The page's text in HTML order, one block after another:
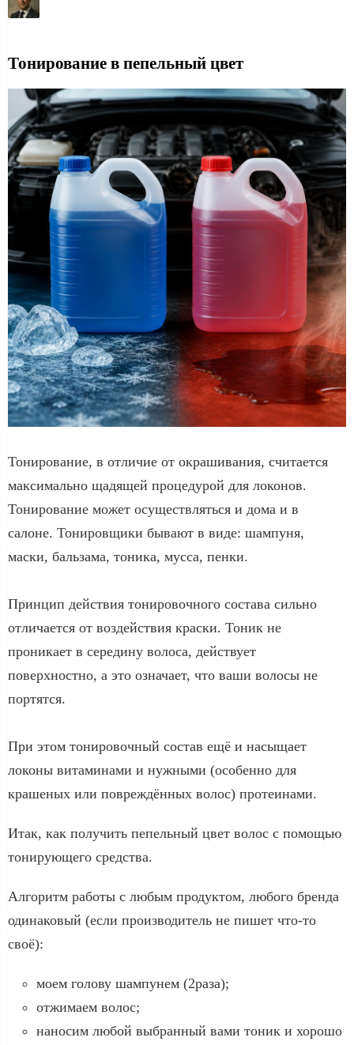
Тонирование в пепельный цвет
Тонирование, в отличие от окрашивания, считается
максимально щадящей процедурой для локонов.
Тонирование может осуществляться и дома и в
салоне. Тонировщики бывают в виде: шампуня,
маски, бальзама, тоника, мусса, пенки.
Принцип действия тонировочного состава сильно
отличается от воздействия краски. Тоник не
проникает в середину волоса, действует
поверхностно, а это означает, что ваши волосы не
портятся.
При этом тонировочный состав ещё и насыщает
локоны витаминами и нужными (особенно для
крашеных или повреждённых волос) протеинами.
Итак, как получить пепельный цвет волос с помощью
тонирующего средства.
Алгоритм работы с любым продуктом, любого бренда
одинаковый (если производитель не пишет что-то
своё):
моем голову шампунем (2раза);
отжимаем волос;
наносим любой выбранный вами тоник и хорошо